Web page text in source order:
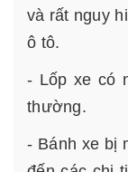
và rất nguy
ô tô.
- Lốp xe có
thường.
- Bánh xe bị